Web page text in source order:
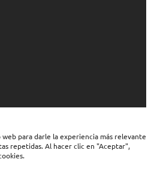
para darle la experiencia más relevante
repetidas. Al hacer clic en "Aceptar",